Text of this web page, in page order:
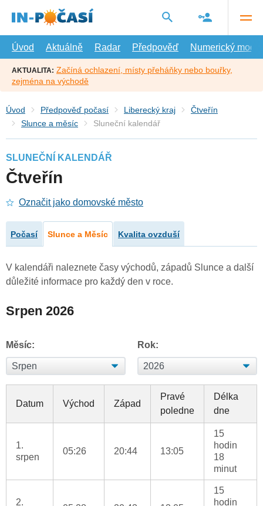
hlavní
Úvod
Aktuálně Radar Předpověď Numerický model
AKTUALITA: Začíná ochlazení, místy přeháňky nebo bouřky,
zejména na východě
Úvod Předpověď počasí Liberecký kraj
Čtveřín
Slunce a měsíc
Sluneční kalendář
SLUNEČNÍ KALENDÁŘ
Čtveřín
Označit jako domovské město
Počasí Slunce a Měsíc Kvalita ovzduší
V kalendáři naleznete časy východů, západů Slunce a další
důležité informace pro každý den v roce.
Srpen 2026
Měsíc: Rok:
Datum Východ Západ
Pravé
poledne
Délka
dne
1.
srpen
05:26 20:44 13:05
15
hodin
18
minut
2.
15
hodin